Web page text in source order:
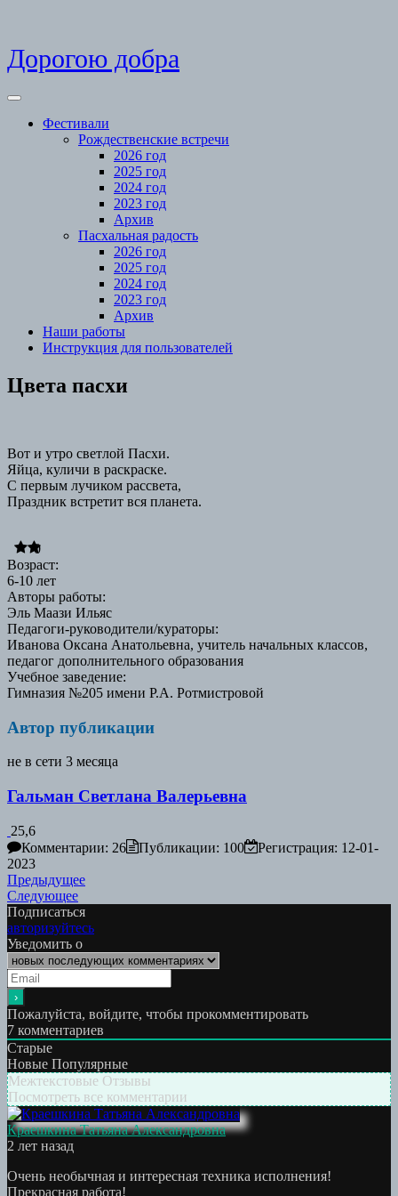
Skip
to
Дорогою добра
Open
Фестивали
Рождественские встречи
2026 год
2025 год
2024 год
2023 год
Архив
Пасхальная радость
2026 год
2025 год
2024 год
2023 год
Архив
Наши работы
Инструкция для пользователей
Close
Menu
Цвета пасхи
Вот и утро светлой Пасхи.
Яйца, куличи в раскраске.
С первым лучиком рассвета,
Праздник встретит вся планета.
0
Возраст:
6-10 лет
Авторы работы:
Эль Маази Ильяс
Педагоги-руководители/кураторы:
Иванова Оксана Анатольевна, учитель начальных классов,
педагог дополнительного образования
Учебное заведение:
Гимназия №205 имени Р.А. Ротмистровой
Автор публикации
не в сети 3 месяца
Гальман Светлана Валерьевна
25,6
Комментарии: 26
Публикации: 100
Регистрация: 12-01-
2023
Навигация
по
записям
ПредыдущееПредыдущая
СледующееСледующая
работа:
Подписаться
авторизуйтесь
Уведомить о
Пожалуйста, войдите, чтобы прокомментировать
7 комментариев
Старые
Новые Популярные
Межтекстовые Отзывы
Посмотреть все комментарии
Краешкина Татьяна Александровна
2 лет назад
Очень необычная и интересная техника исполнения!
Прекрасная работа!